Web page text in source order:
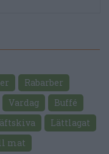
Rabarber
Vardag
Buffé
Lättlagat
mat